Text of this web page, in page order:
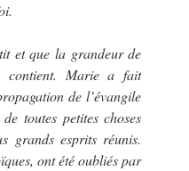
et que la grandeur de
contient. Marie a fait
de l’évangile
toutes petites choses
grands esprits réunis.
ont été oubliés par